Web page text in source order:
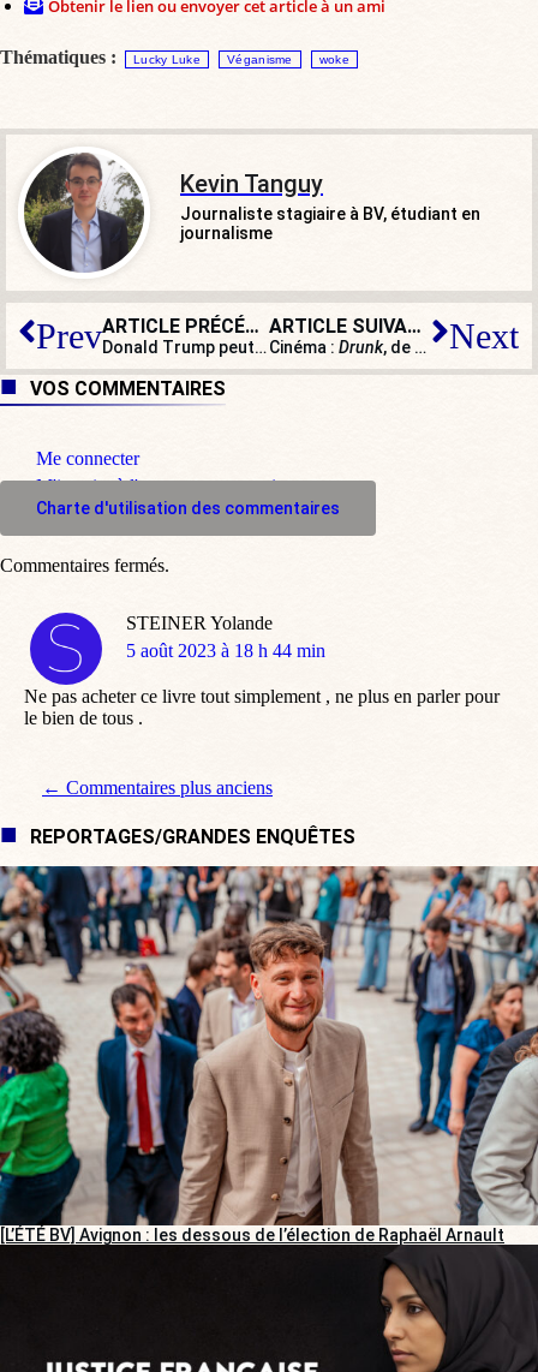
Obtenir le lien ou envoyer cet article à un ami
Thématiques : Lucky Luke Véganisme woke
Kevin Tanguy
Journaliste stagiaire à BV, étudiant en
journalisme
Prev ARTICLE PRÉCÉDENT
Donald Trump peut-il encore gagner ?
ARTICLE SUIVANT
Cinéma : Drunk, de Thomas Vinterberg Next
VOS COMMENTAIRES
Me connecter
M'inscrire à l'espace commentaire
Charte d'utilisation des commentaires
STEINER Yolande
dit
5 août 2023 à 18 h 44 min
Ne pas acheter ce livre tout simplement , ne plus en parler pour
le bien de tous .
Navigation de commentaire
← Commentaires plus anciens
Commentaires fermés.
REPORTAGES/GRANDES ENQUÊTES
[L’ÉTÉ BV] Avignon : les dessous de l’élection de Raphaël Arnault